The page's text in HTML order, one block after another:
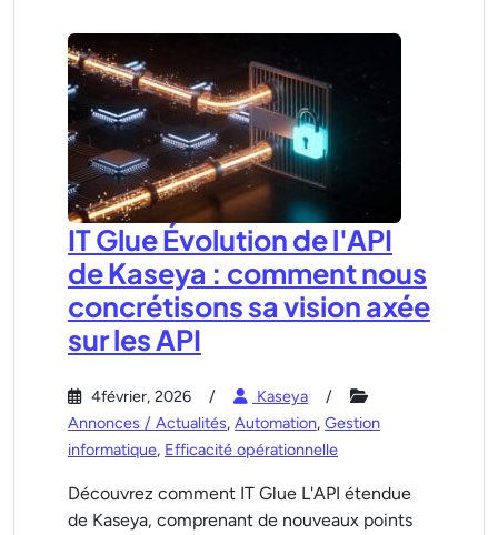
IT Glue Évolution de l'API
de Kaseya : comment nous
concrétisons sa vision axée
sur les API
4février, 2026
Kaseya
Annonces / Actualités, Automation, Gestion
informatique, Efficacité opérationnelle
Découvrez comment IT Glue L'API étendue
de Kaseya, comprenant de nouveaux points